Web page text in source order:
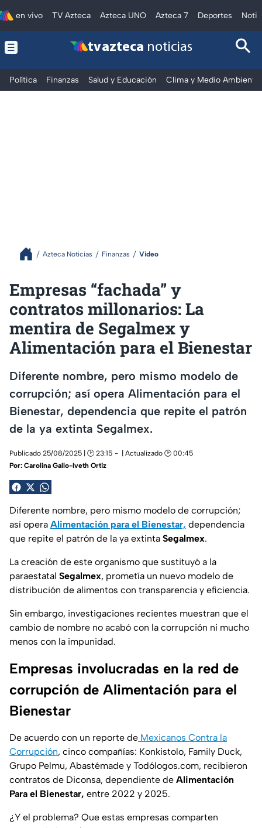
en vivo TV Azteca Azteca UNO Azteca 7 Deportes
tv azteca noticias
Política Finanzas Salud y Educación Clima y Medio Ambiente
Azteca Noticias Finanzas Video
Empresas “fachada” y
contratos millonarios: La
mentira de Segalmex y
Alimentación para el Bienestar
Diferente nombre, pero mismo modelo de
corrupción; así opera Alimentación para el
Bienestar, dependencia que repite el patrón
de la ya extinta Segalmex.
Publicado 25/08/2025 | 🕑 23:15
| Actualizado 🕑 00:45
Por: Carolina Gallo-Iveth Ortiz
Diferente nombre, pero mismo modelo de corrupción;
así opera Alimentación para el Bienestar, dependencia
que repite el patrón de la ya extinta Segalmex.
La creación de este organismo que sustituyó a la
paraestatal Segalmex, prometía un nuevo modelo de
distribución de alimentos con transparencia y eficiencia.
Sin embargo, investigaciones recientes muestran que el
cambio de nombre no acabó con la corrupción ni mucho
menos con la impunidad.
Empresas involucradas en la red de
corrupción de Alimentación para el
Bienestar
De acuerdo con un reporte de Mexicanos Contra la
Corrupción, cinco compañías: Konkistolo, Family Duck,
Grupo Pelmu, Abastémade y Todólogos.com, recibieron
contratos de Diconsa, dependiente de Alimentación
Para el Bienestar, entre 2022 y 2025.
¿Y el problema? Que estas empresas comparten